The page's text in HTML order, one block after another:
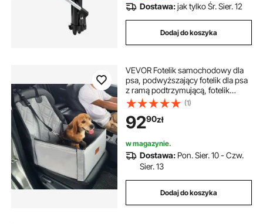
Dostawa:jak tylko Śr. Sier. 12
Dodaj do koszyka
VEVOR Fotelik samochodowy dla
psa, podwyższający fotelik dla psa
z ramą podtrzymującą, fotelik
samochodowy dla zwierząt z
dopinaną smyczą bezpieczeństwa,
wypełnienie bawełniane, legowisko
samochodowe dla małych psów do
26 funtów, kolor szary
(1)
9290zł
w magazynie.
Dostawa: Pon. Sier. 10 - Czw.
Sier. 13
Dodaj do koszyka